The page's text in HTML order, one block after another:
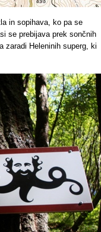
in sopihava, ko pa se
se prebijava prek sončnih
zaradi Heleninih superg, ki